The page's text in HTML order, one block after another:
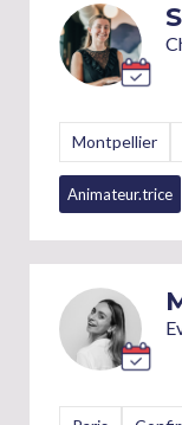
Montpellier
Animateur.trice